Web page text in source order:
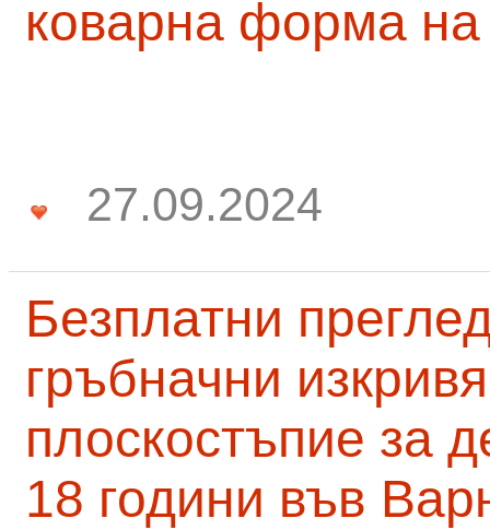
коварна форма на
27.09.2024
Безплатни
гръбначни
плоскостъпие за
18 години във